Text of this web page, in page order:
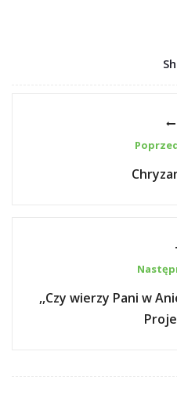
,,Czy wierzy Pani w